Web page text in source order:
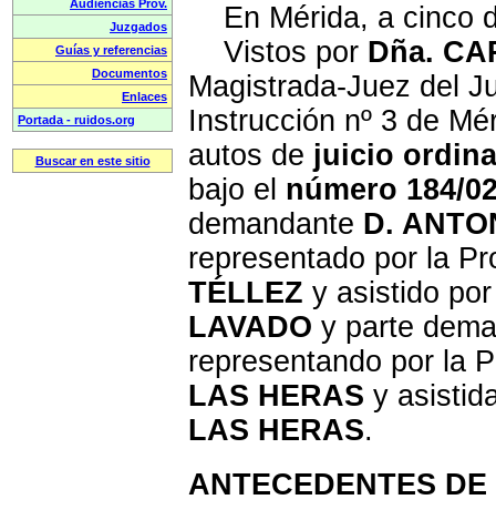
En Mérida, a cinco
Vistos por Dña.
Magistrada-Juez del
Instrucción nº 3 de
autos de juicio
bajo el número 184/
demandante D.
representado por la
TÉLLEZ y asistido
LAVADO y parte
representando por la
LAS HERAS y
LAS HERAS.
ANTECEDENTES DE